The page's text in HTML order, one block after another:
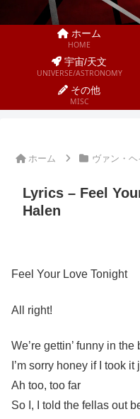
ホーム
HOME
宇宙/天文
UNIVERSE/ASTRONOMY
その他
MISC
ホーム ヴァン・ヘ
Lyrics – Feel
Halen
Feel Your Love Tonight
All right!
We’re gettin’ funny in
I’m sorry honey if I took
Ah too, too far
So I, I told the fellas out